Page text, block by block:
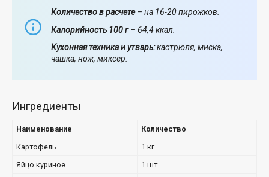
Количество в расчете– на 16-20 пирожков.
Калорийность 100 г– 64,4 ккал.
Кухонная техника и утварь:кастрюля, миска,
чашка, нож, миксер.
Ингредиенты
Наименование
Количество
Картофель
1 кг
Яйцо куриное
1 шт.